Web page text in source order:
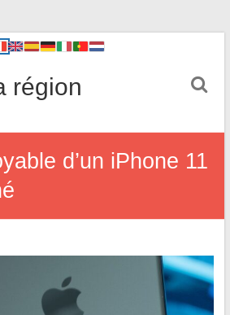
région
d’un iPhone 11